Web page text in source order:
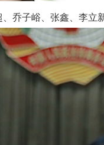
乔子峪、张鑫、李立